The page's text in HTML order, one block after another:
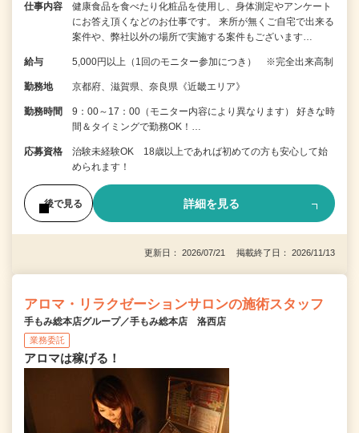
仕事内容
健康食品を食べたり化粧品を使用し、身体測定やアンケート
にお答え頂くなどのお仕事です。 来所が無くご自宅で出来る
案件や、弊社以外の場所で実施する案件もございます…
給与 5,000円以上（1回のモニター参加につき） ※完全出来高制
勤務地 京都府、滋賀県、奈良県《近畿エリア》
勤務時間
9：00～17：00（モニター内容により異なります） 好きな時
間＆タイミングで勤務OK！…
応募資格
治験未経験OK 18歳以上であれば初めての方も安心して始
められます！
後で見る 詳細を見る
更新日： 2026/07/21 掲載終了日： 2026/11/13
アロマ・リラクゼーションサロンの施術スタッフ
手もみ総本店グループ／手もみ総本店 洛西店
業務委託
アロマは稼げる！